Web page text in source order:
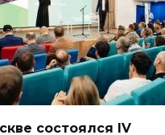
состоялся IV